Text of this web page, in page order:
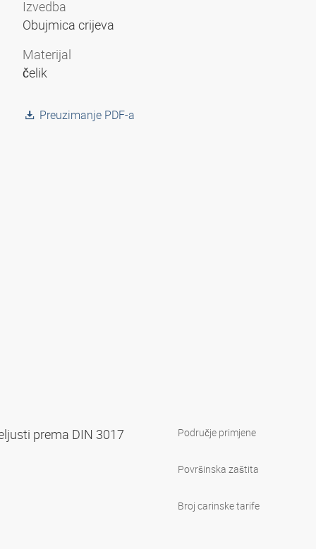
Izvedba
Obujmica crijeva
Materijal
čelik
Preuzimanje PDF-a
prema DIN 3017 Područje primjene
Površinska zaštita
Broj carinske tarife